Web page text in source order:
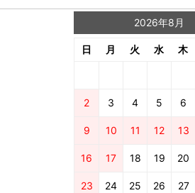
2026年8月
日 月 火 水 木
2 3 4 5 6
9 10 11 12 13
16 17 18 19 20
23 24 25 26 27